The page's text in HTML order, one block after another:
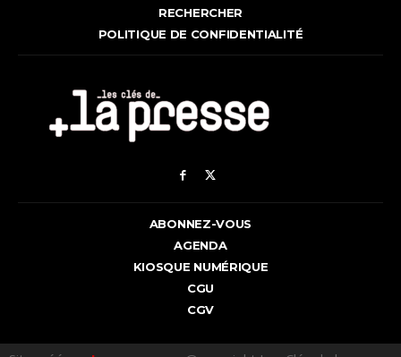
RECHERCHER
POLITIQUE DE CONFIDENTIALITÉ
ABONNEZ-VOUS
AGENDA
KIOSQUE NUMÉRIQUE
CGU
CGV